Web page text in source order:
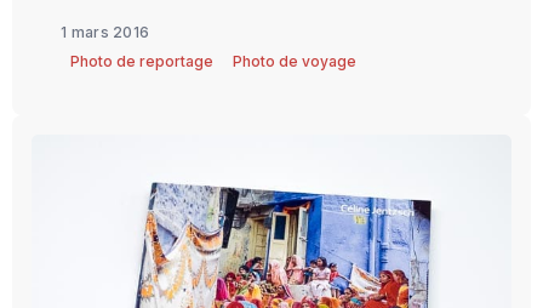
1 mars 2016
Photo de reportage
Photo de voyage